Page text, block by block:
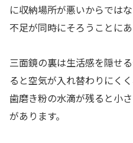
に収納場所が悪いからでは
不足が同時にそろうことにあ
三面鏡の裏は生活感を隠せ
ると空気が入れ替わりにく
歯磨き粉の水滴が残ると小
があります。